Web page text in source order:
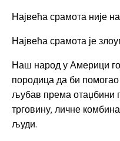
Највећа срамота није
Највећа срамота је
Наш народ у Америци
породица да би помогао
љубав према отаџбини
трговину, личне
људи.